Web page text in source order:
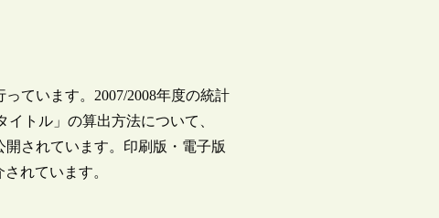
ています。2007/2008年度の統計
トル」の算出方法について、
されています。印刷版・電子版
れています。